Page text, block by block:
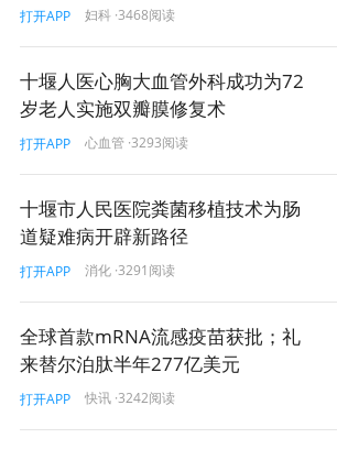
打开APP 妇科 ·3468阅读
十堰人医心胸大血管外科成功为72
岁老人实施双瓣膜修复术
打开APP 心血管 ·3293阅读
十堰市人民医院粪菌移植技术为肠
道疑难病开辟新路径
打开APP 消化 ·3291阅读
全球首款mRNA流感疫苗获批；礼
来替尔泊肽半年277亿美元
打开APP 快讯 ·3242阅读